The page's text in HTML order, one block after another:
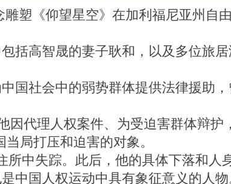
塑《仰望星空》在加利福尼亚州自
高智晟的妻子耿和，以及多位旅
社会中的弱势群体提供法律援助
代理人权案件、为受迫害群体辩护
局打压和迫害的对象。
中失踪。此后，他的具体下落和人
中国人权运动中具有象征意义的人物